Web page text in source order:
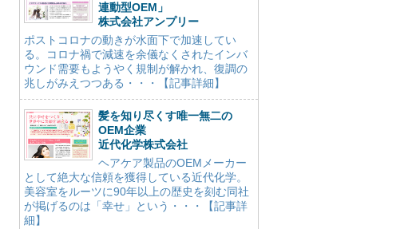
連動型OEM」
株式会社アンプリー
ポストコロナの動きが水面下で加速してい
る。コロナ禍で減速を余儀なくされたインバ
ウンド需要もようやく規制が解かれ、復調の
兆しがみえつつある・・・【記事詳細】
髪を知り尽くす唯一無二の
OEM企業
近代化学株式会社
ヘアケア製品のOEMメーカー
として絶大な信頼を獲得している近代化学。
美容室をルーツに90年以上の歴史を刻む同社
が掲げるのは「幸せ」という・・・【記事詳
細】